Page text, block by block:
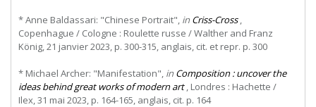
* Anne Baldassari: "Chinese Portrait", in Criss-Cross,
Copenhague / Cologne : Roulette russe / Walther and Franz
König, 21 janvier 2023, p. 300-315, anglais, cit. et repr. p. 300
* Michael Archer: "Manifestation", in Composition : uncover the
ideas behind great works of modern art, Londres : Hachette /
Ilex, 31 mai 2023, p. 164-165, anglais, cit. p. 164